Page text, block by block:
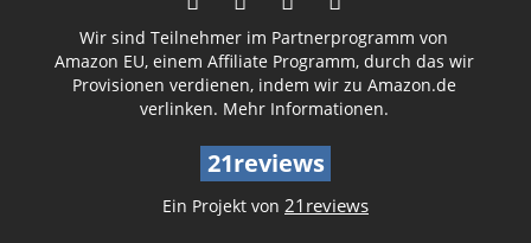
Wir sind Teilnehmer im Partnerprogramm von
Amazon EU, einem Affiliate Programm, durch das wir
Provisionen verdienen, indem wir zu Amazon.de
verlinken. Mehr Informationen.
21reviews
Ein Projekt von 21reviews